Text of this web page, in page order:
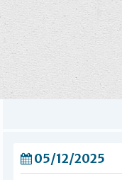
05/12/2025